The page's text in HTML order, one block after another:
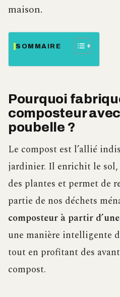
maison.
SOMMAIRE
Pourquoi
composteur
poubelle ?
Le compost est l’allié
jardinier. Il enrichit le sol,
des plantes et permet de
partie de nos déchets
composteur à partir
une manière intelligente
tout en profitant des
compost.